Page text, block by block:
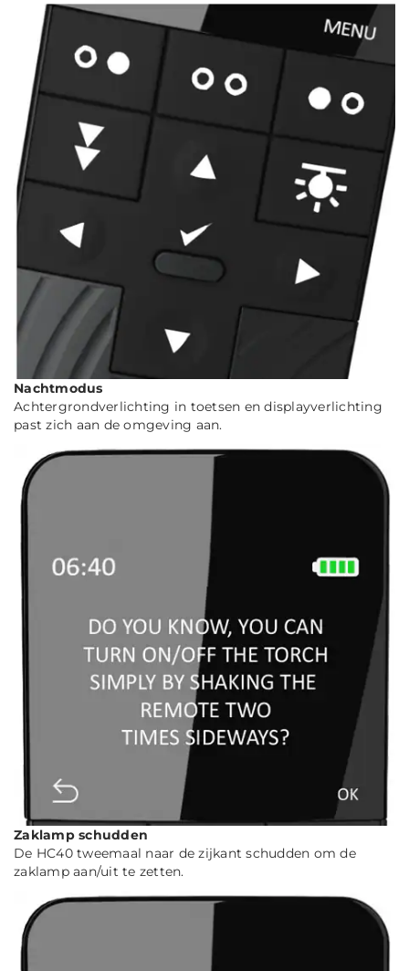
Nachtmodus
Achtergrondverlichting in toetsen en displayverlichting
past zich aan de omgeving aan.
Zaklamp schudden
De HC40 tweemaal naar de zijkant schudden om de
zaklamp aan/uit te zetten.